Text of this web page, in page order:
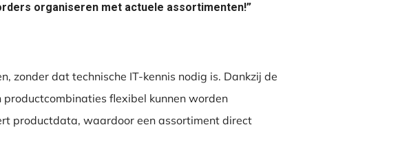
organiseren met actuele assortimenten!”
zonder dat technische IT-kennis nodig is. Dankzij de
productcombinaties flexibel kunnen worden
productdata, waardoor een assortiment direct